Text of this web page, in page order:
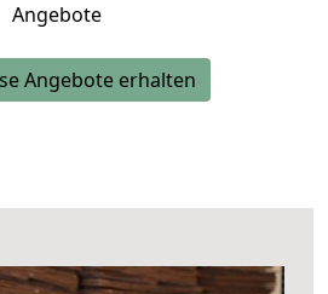
Angebote
Angebote erhalten